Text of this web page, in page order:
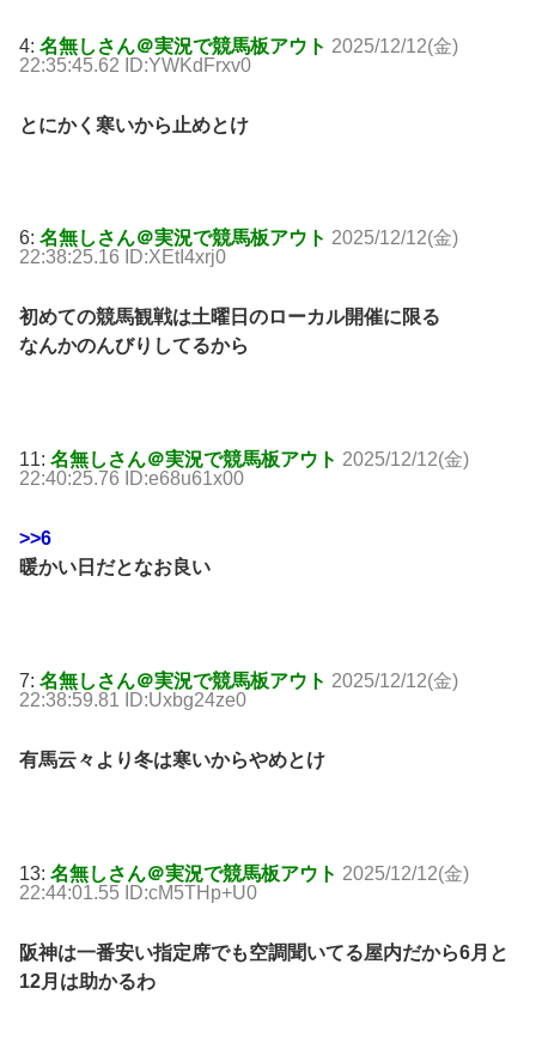
4: 名無しさん＠実況で競馬板アウト 2025/12/12(金)
22:35:45.62 ID:YWKdFrxv0
とにかく寒いから止めとけ
6: 名無しさん＠実況で競馬板アウト 2025/12/12(金)
22:38:25.16 ID:XEtI4xrj0
初めての競馬観戦は土曜日のローカル開催に限る
なんかのんびりしてるから
11: 名無しさん＠実況で競馬板アウト 2025/12/12(金)
22:40:25.76 ID:e68u61x00
>>6
暖かい日だとなお良い
7: 名無しさん＠実況で競馬板アウト 2025/12/12(金)
22:38:59.81 ID:Uxbg24ze0
有馬云々より冬は寒いからやめとけ
13: 名無しさん＠実況で競馬板アウト 2025/12/12(金)
22:44:01.55 ID:cM5THp+U0
阪神は一番安い指定席でも空調聞いてる屋内だから6月と
12月は助かるわ